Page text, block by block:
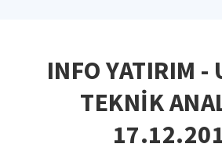
INFO YATIRIM -
TEKNİK